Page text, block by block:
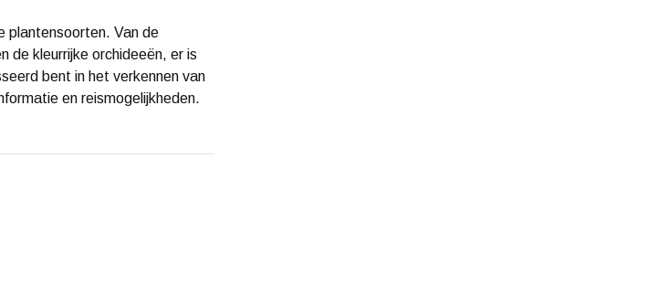
plantensoorten. Van de
de kleurrijke orchideeën, er is
bent in het verkennen van
en reismogelijkheden.